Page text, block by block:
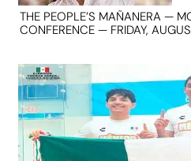
THE PEOPLE’S MAÑANERA —
CONFERENCE — FRIDAY,